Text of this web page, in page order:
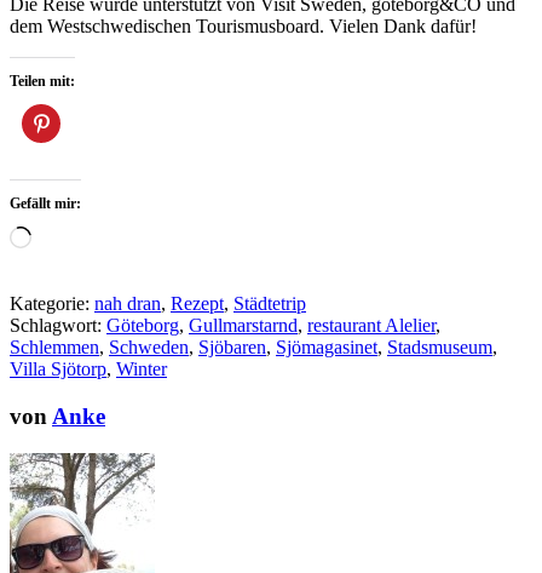
Die Reise wurde unterstützt von Visit Sweden, göteborg&CO und
dem Westschwedischen Tourismusboard. Vielen Dank dafür!
Teilen mit:
Gefällt mir:
Wird
Kategorie: nah dran, Rezept, Städtetrip
Schlagwort: Göteborg, Gullmarstarnd, restaurant Alelier,
Schlemmen, Schweden, Sjöbaren, Sjömagasinet, Stadsmuseum,
Villa Sjötorp, Winter
von Anke